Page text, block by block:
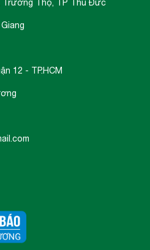
Trường Thọ, TP Thủ Đức
12 - TP.HCM